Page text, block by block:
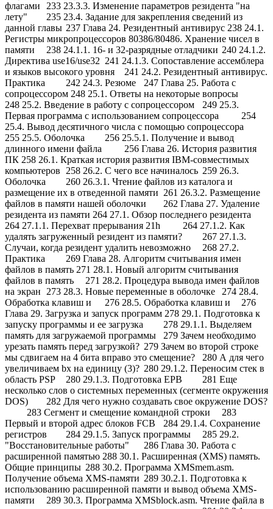
флагами
233 23.3.3. Изменение параметров резидента "на
лету"
235 23.4. Задание для закрепления сведений из
данной главы 237 Глава 24. Резидентный антивирус 238 24.1.
Регистры микропроцессоров 80386/80486. Хранение чисел в
памяти
238 24.1.1. 16- и 32-разрядные отладчики 240 24.1.2.
Директива use16/use32 241 24.1.3. Сопоставление ассемблера
и языков высокого уровня
241 24.2. Резидентный антивирус.
Практика
242 24.3. Резюме
247 Глава 25. Работа с
сопроцессором 248 25.1. Ответы на некоторые вопросы
248 25.2. Введение в работу с сопроцессором
249 25.3.
Первая программа с использованием сопроцессора
254
25.4. Вывод десятичного числа с помощью сопроцессора
255 25.5. Оболочка
256 25.5.1. Получение и вывод
длинного имени файла
256 Глава 26. История развития
ПК 258 26.1. Краткая история развития IBM-совместимых
компьютеров
258 26.2. С чего все начиналось 259 26.3.
Оболочка
260 26.3.1. Чтение файлов из каталога и
размещение их в отведенной памяти 261 26.3.2. Размещение
файлов в памяти нашей оболочки
262 Глава 27. Удаление
резидента из памяти 264 27.1. Обзор последнего резидента
264 27.1.1. Перехват прерывания 21h
264 27.1.2. Как
удалять загруженный резидент из памяти?
267 27.1.3.
Случаи, когда резидент удалить невозможно
268 27.2.
Практика
269 Глава 28. Алгоритм считывания имен
файлов в память 271 28.1. Новый алгоритм считывания
файлов в память
271 28.2. Процедура вывода имен файлов
на экран
273 28.3. Новые переменные в оболочке
274 28.4.
Обработка клавиш и 276 28.5. Обработка клавиш и
276
Глава 29. Загрузка и запуск программ 278 29.1. Подготовка к
запуску программы и ее загрузка
278 29.1.1. Выделяем
память для загружаемой программы
279 Зачем необходимо
урезать память перед загрузкой? 279 Зачем во второй строке
мы сдвигаем на 4 бита вправо это смещение?
280 А для чего
увеличиваем bx на единицу (3)? 280 29.1.2. Переносим стек в
область PSP
280 29.1.3. Подготовка EPB
281 Еще
несколько слов о системных переменных (сегменте окружения
DOS)
282 Для чего нужно создавать свое окружение DOS?
283 Сегмент и смещение командной строки
283
Первый и второй адрес блоков FCB
284 29.1.4. Сохранение
регистров
284 29.1.5. Запуск программы
285 29.2.
"Восстановительные работы"
286 Глава 30. Работа с
расширенной памятью 288 30.1. Расширенная (XMS) память.
Общие принципы 288 30.2. Программа XMSmem.asm.
Получение объема XMS-памяти 289 30.2.1. Подготовка к
использованию расширенной памяти и вывод объема XMS-
памяти
289 30.3. Программа XMSblock.asm. Чтение файла в